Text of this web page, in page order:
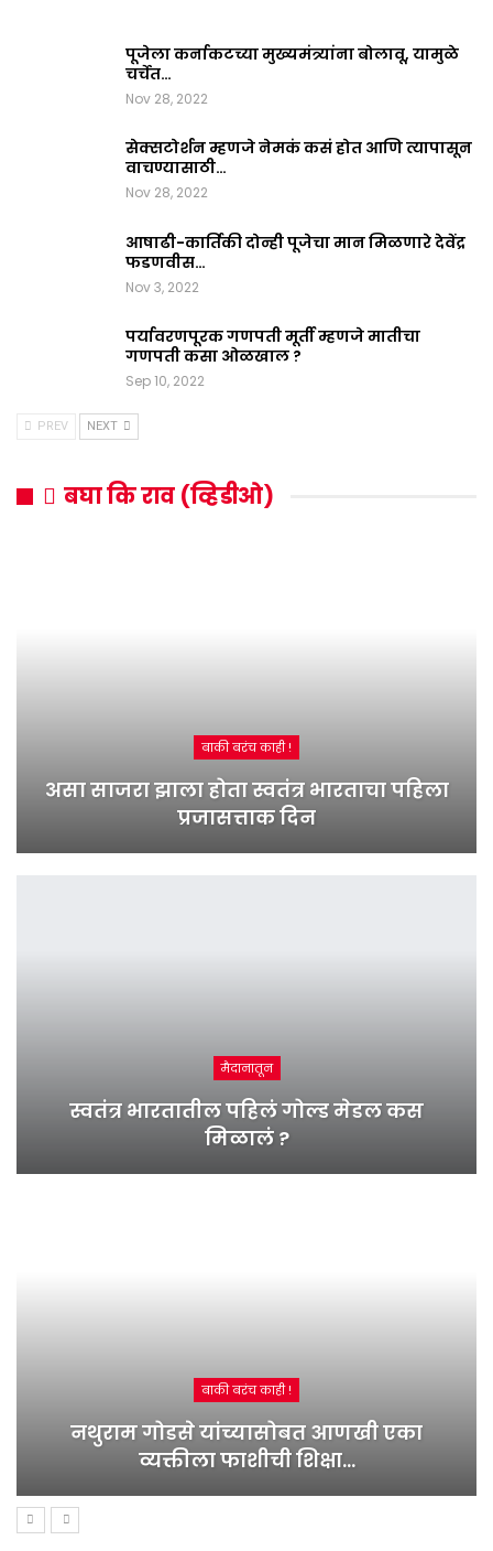
पूजेला कर्नाकटच्या मुख्यमंत्र्यांना बोलावू, यामुळे
चर्चेत…
Nov 28, 2022
सेक्सटोर्शन म्हणजे नेमकं कसं होत आणि त्यापासून
वाचण्यासाठी…
Nov 28, 2022
आषाढी-कार्तिकी दोन्ही पूजेचा मान मिळणारे देवेंद्र
फडणवीस…
Nov 3, 2022
पर्यावरणपूरक गणपती मूर्ती म्हणजे मातीचा
गणपती कसा ओळखाल ?
Sep 10, 2022
PREV NEXT
बघा कि राव (व्हिडीओ)
बाकी बरंच काही !
असा साजरा झाला होता स्वतंत्र भारताचा पहिला
प्रजासत्ताक दिन
मैदानातून
स्वतंत्र भारतातील पहिलं गोल्ड मेडल कस
मिळालं ?
बाकी बरंच काही !
नथुराम गोडसे यांच्यासोबत आणखी एका
व्यक्तीला फाशीची शिक्षा…